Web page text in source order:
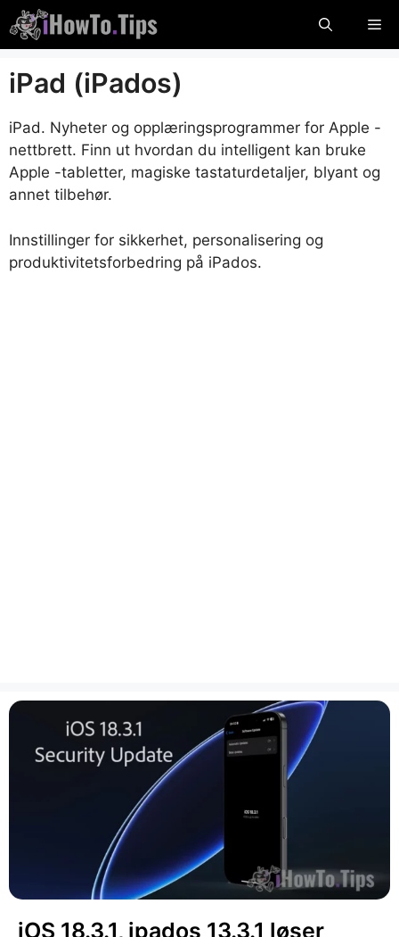
Hopp
til
innhold
iPad (iPados)
iPad. Nyheter og opplæringsprogrammer for Apple -
nettbrett. Finn ut hvordan du intelligent kan bruke
Apple -tabletter, magiske tastaturdetaljer, blyant og
annet tilbehør.
Innstillinger for sikkerhet, personalisering og
produktivitetsforbedring på iPados.
iOS 18.3.1, ipados 13.3.1 løser